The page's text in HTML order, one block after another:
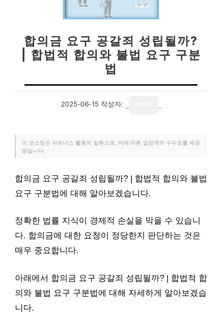
합의금 요구 공갈죄 성립될까?
| 합법적 합의와 불법 요구 구분
법
2025-06-15 작성자:
이 포스팅은 파트너스 활동의 일환으로, 이에 따른 일정액의 수수료를 제공
받습니다.
합의금 요구 공갈죄 성립될까? | 합법적 합의와 불법
요구 구분법에 대해 알아보겠습니다.
정확한 법률 지식이 경제적 손실을 막을 수 있습니
다. 합의금에 대한 요청이 정당한지 판단하는 것은
매우 중요합니다.
아래에서 합의금 요구 공갈죄 성립될까? | 합법적 합
의와 불법 요구 구분법에 대해 자세하게 알아보겠습
니다.